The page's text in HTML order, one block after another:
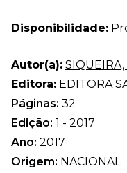
Disponibilidade:
Autor(a): SIQUEIRA,
Editora: EDITORA
Páginas: 32
Edição: 1 - 2017
Ano: 2017
Origem: NACIONAL